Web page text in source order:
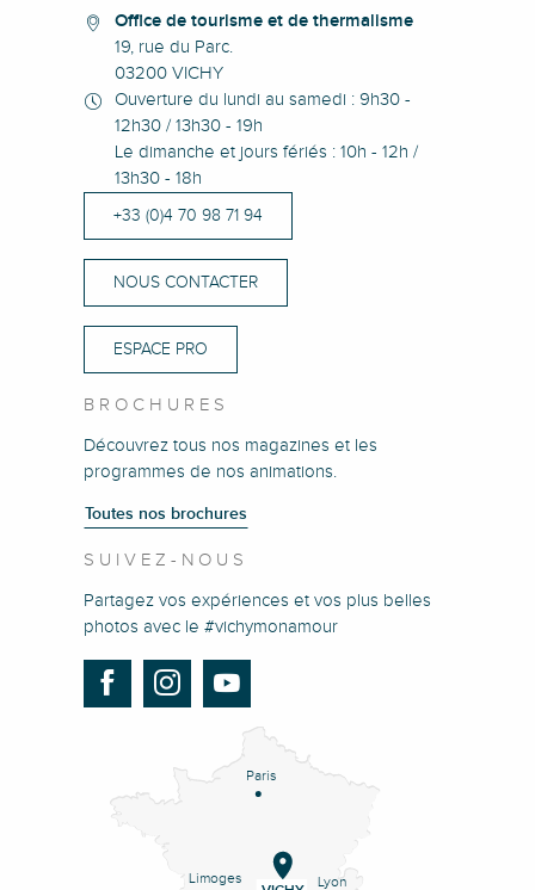
Office de tourisme et de thermalisme
19, rue du Parc.
03200 VICHY
Ouverture du lundi au samedi : 9h30 -
12h30 / 13h30 - 19h
Le dimanche et jours fériés : 10h - 12h /
13h30 - 18h
+33 (0)4 70 98 71 94
NOUS CONTACTER
ESPACE PRO
BROCHURES
Découvrez tous nos magazines et les
programmes de nos animations.
Toutes nos brochures
SUIVEZ-NOUS
Partagez vos expériences et vos plus belles
photos avec le #vichymonamour
Paris
Lyon
Limoges